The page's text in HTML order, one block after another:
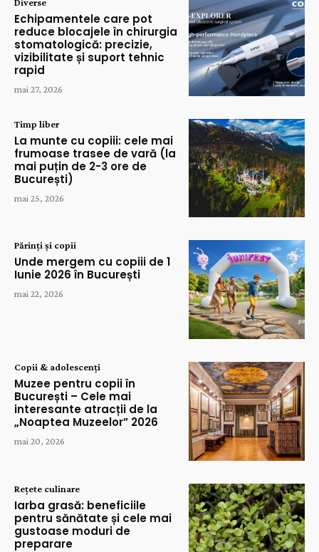
Echipamentele care pot
reduce blocajele în chirurgia
stomatologică: precizie,
vizibilitate și suport tehnic
rapid
mai 27, 2026
Timp liber
La munte cu copiii: cele mai
frumoase trasee de vară (la
mai puțin de 2-3 ore de
București)
mai 25, 2026
Părinți și copii
Unde mergem cu copiii de 1
Iunie 2026 în București
mai 22, 2026
Copii & adolescenți
Muzee pentru copii în
București – Cele mai
interesante atracții de la
„Noaptea Muzeelor” 2026
mai 20, 2026
Rețete culinare
Iarba grasă: beneficiile
pentru sănătate și cele mai
gustoase moduri de
preparare